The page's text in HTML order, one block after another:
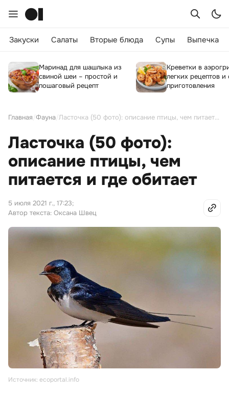
Закуски Салаты Вторые блюда Супы Выпечка
Маринад для шашлыка из
свиной шеи – простой и
пошаговый рецепт
Креветки в
легких рецептов и
приготовления
Главная Фауна Ласточка (50 фото): описание птицы, чем питается и где обитает
Ласточка (50 фото):
описание птицы, чем
питается и где обитает
5 июля 2021 г., 17:23;
Автор текста: Оксана Швец
Источник: ecoportal.info